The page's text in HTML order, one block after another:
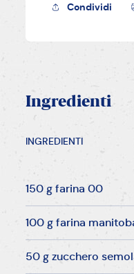
Condividi
Ingredienti
INGREDIENTI
150 g farina 00
100 g farina
50 g zucchero